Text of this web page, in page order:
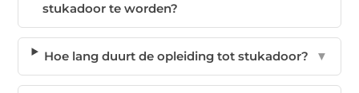
stukadoor te worden?
Hoe lang duurt de opleiding tot stukadoor? ▼